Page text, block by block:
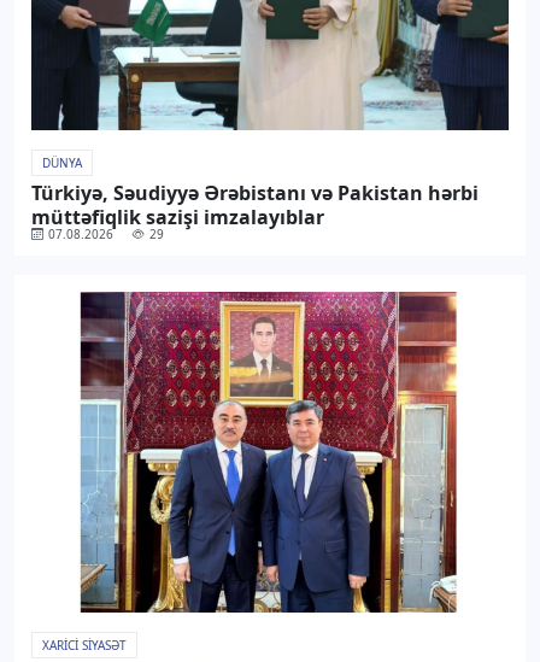
DÜNYA
Türkiyə, Səudiyyə Ərəbistanı və Pakistan hərbi
müttəfiqlik sazişi imzalayıblar
07.08.2026 29
XARICI SIYASƏT